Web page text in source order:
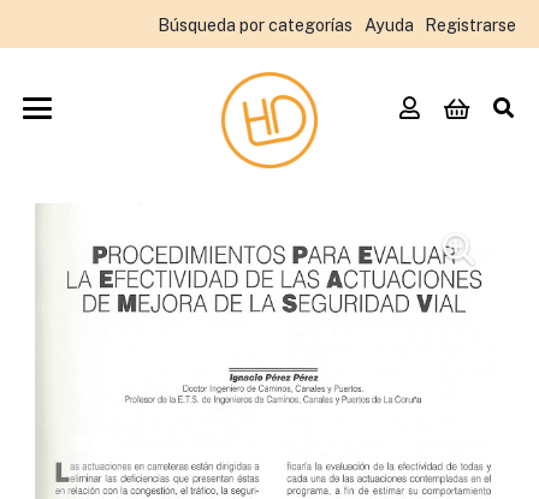
Búsqueda por categorías Ayuda Registrarse